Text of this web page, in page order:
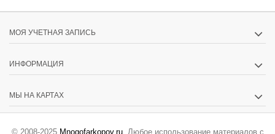
МОЯ УЧЕТНАЯ ЗАПИСЬ
ИНФОРМАЦИЯ
МЫ НА КАРТАХ
© 2008-2025 Mnogofarkopov.ru. Любое использование материалов с